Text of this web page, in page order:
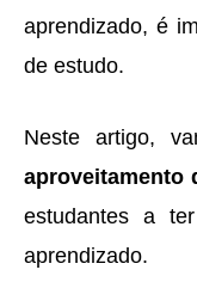
aprendizado, é
de estudo.
Neste artigo,
aproveitamento
estudantes a
aprendizado.